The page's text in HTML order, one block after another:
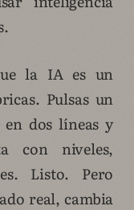
la IA es un
Pulsas un
dos líneas y
con niveles,
Listo. Pero
real, cambia